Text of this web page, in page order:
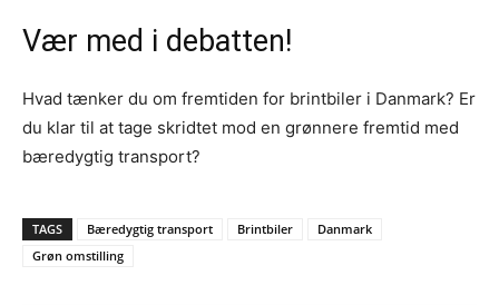
Vær med i debatten!
Hvad tænker du om fremtiden for brintbiler i Danmark? Er
du klar til at tage skridtet mod en grønnere fremtid med
bæredygtig transport?
TAGS Bæredygtig transport Brintbiler
Danmark
Grøn omstilling